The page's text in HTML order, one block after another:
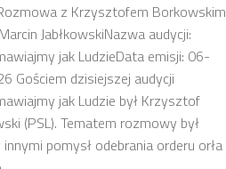
z Krzysztofem Borkowskim
JabłkowskiNazwa audycji:
jak LudzieData emisji: 06-
Gościem dzisiejszej audycji
jak Ludzie był Krzysztof
(PSL). Tematem rozmowy był
pomysł odebrania orderu orła